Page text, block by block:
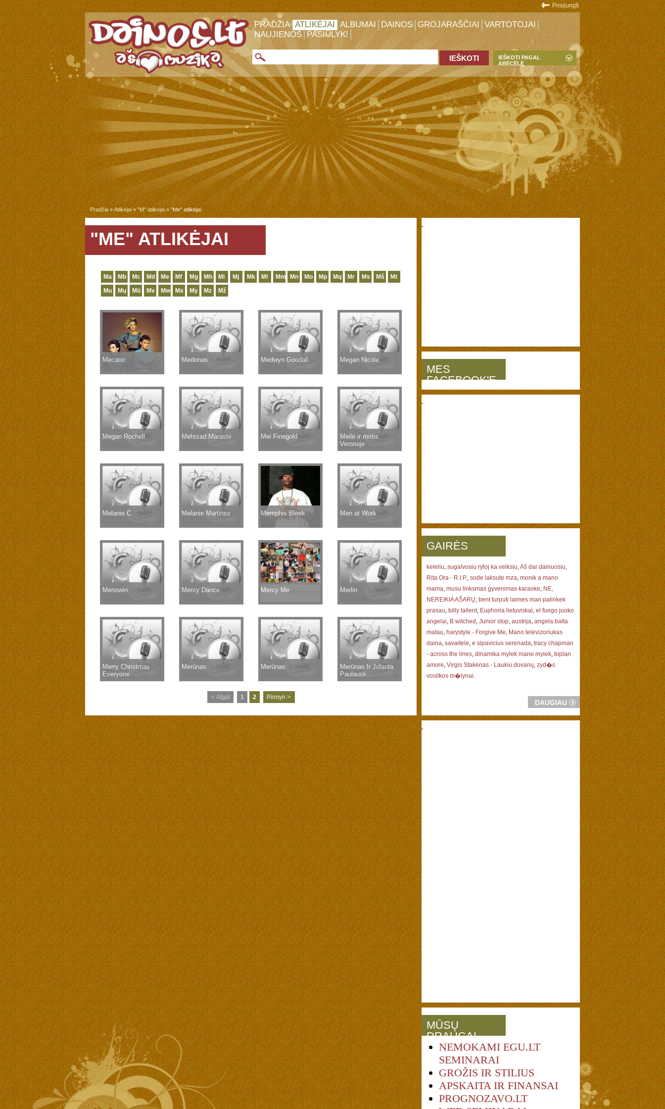
Prisijungti
PRADŽIA ATLIKĖJAI ALBUMAI DAINOS GROJARAŠČIAI VARTOTOJAI
NAUJIENOS PASIŪLYK!
IEŠKOTI PAGAL
ABĖCĖLĘ
Pradžia»Atlikėjai»"M" atlikėjai» "Me" atlikėjai
"ME" ATLIKĖJAI
Ma Mb Mc Md Me Mf Mg Mh Mi Mj Mk Ml Mm Mn Mo Mp Mq Mr Ms Mš
Mt
Mu
Mų Mū Mv Mw Mx My Mz Mž
Mecano Medonas Medwyn Goodall Megan Nicole
Megan Rochell Mehrzad Marashi Mei Finegold
Meilė ir mirtis
Veronoje
Melanie C Melanie Martinez Memphis Bleek Men at Work
Menowin Mercy Dance Mercy Me Merlin
Merry Christmas
Everyone
Merūnas Merūnas
Merūnas Ir Jolanta
Paulausk...
Atgal 1 2 Pirmyn
MES
FACEBOOK'E
GAIRĖS
keleliu, sugalvosiu rytoj ka veiksiu,Aš dar dainuosiu,
Rita Ora - R.I.P., sode laksute mza, monik a mano
mama, musu linksmas gyvenimas karaoke, NE,
NEREIKIA AŠARŲ, bent turputi laimes man palinkek
prasau, billy tallent, Euphoria lietuviskai, el fuego juoko
angelai, B witched , Junior stop, austrija, angela balta
matau, harystyle - Forgive Me, Mano televizoriukas
daina, savaitele, e sipavicius serenada, tracy chapman
- across the lines, dinamika mylek mane mylek, biplan
amore, Virgis Stakėnas - Laukiu dovanų, zyd�s
vosilkos m�lynai.
DAUGIAU
MŪSŲ
DRAUGAI
NEMOKAMI EGU.LT
SEMINARAI
GROŽIS IR STILIUS
APSKAITA IR FINANSAI
PROGNOZAVO.LT